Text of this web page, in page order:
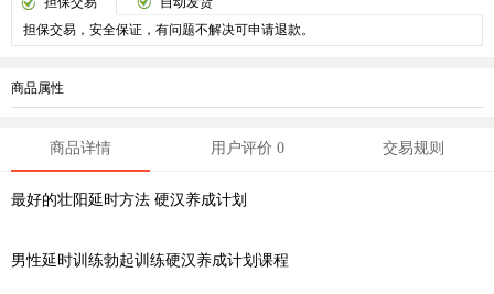
担保交易，安全保证，有问题不解决可申请退款。
商品属性
商品详情 用户评价 0 交易规则
最好的壮阳延时方法 硬汉养成计划
男性延时训练勃起训练硬汉养成计划课程